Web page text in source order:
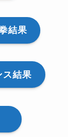
結果
ス結果